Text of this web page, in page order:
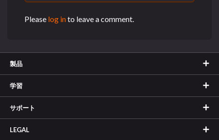
Please log into leave a comment.
製品
学習
サポート
LEGAL